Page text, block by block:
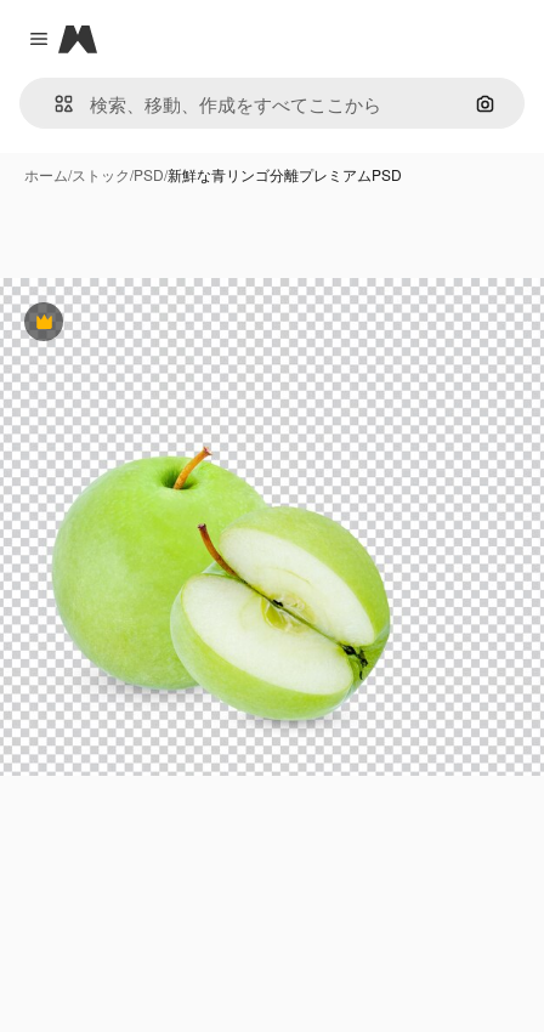
Close menu
Magnific
画像で
ホーム/ストック/PSD/新鮮な青リンゴ分離プレミアムPSD
Premium